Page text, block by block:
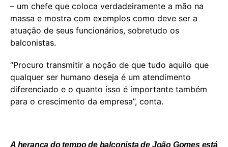
– um chefe que coloca verdadeiramente a mão na
massa e mostra com exemplos como deve ser a
atuação de seus funcionários, sobretudo os
balconistas.
“Procuro transmitir a noção de que tudo aquilo que
qualquer ser humano deseja é um atendimento
diferenciado e o quanto isso é importante também
para o crescimento da empresa”, conta.
A herança do tempo de balconista de João Gomes está